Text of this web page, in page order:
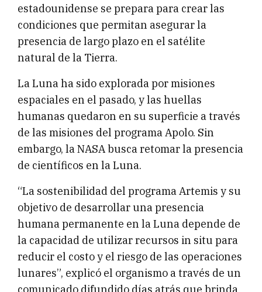
estadounidense se prepara para crear las
condiciones que permitan asegurar la
presencia de largo plazo en el satélite
natural de la Tierra.
La Luna ha sido explorada por misiones
espaciales en el pasado, y las huellas
humanas quedaron en su superficie a través
de las misiones del programa Apolo. Sin
embargo, la NASA busca retomar la presencia
de científicos en la Luna.
“La sostenibilidad del programa Artemis y su
objetivo de desarrollar una presencia
humana permanente en la Luna depende de
la capacidad de utilizar recursos in situ para
reducir el costo y el riesgo de las operaciones
lunares”, explicó el organismo a través de un